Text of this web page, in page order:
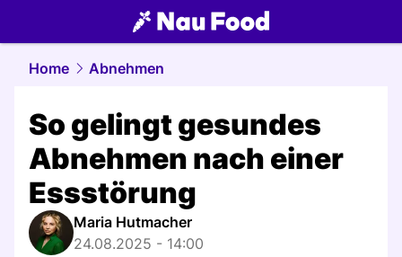
food.NAU.ch
Home Abnehmen
So gelingt gesundes
Abnehmen nach einer
Essstörung
Maria Hutmacher
24.08.2025 - 14:00